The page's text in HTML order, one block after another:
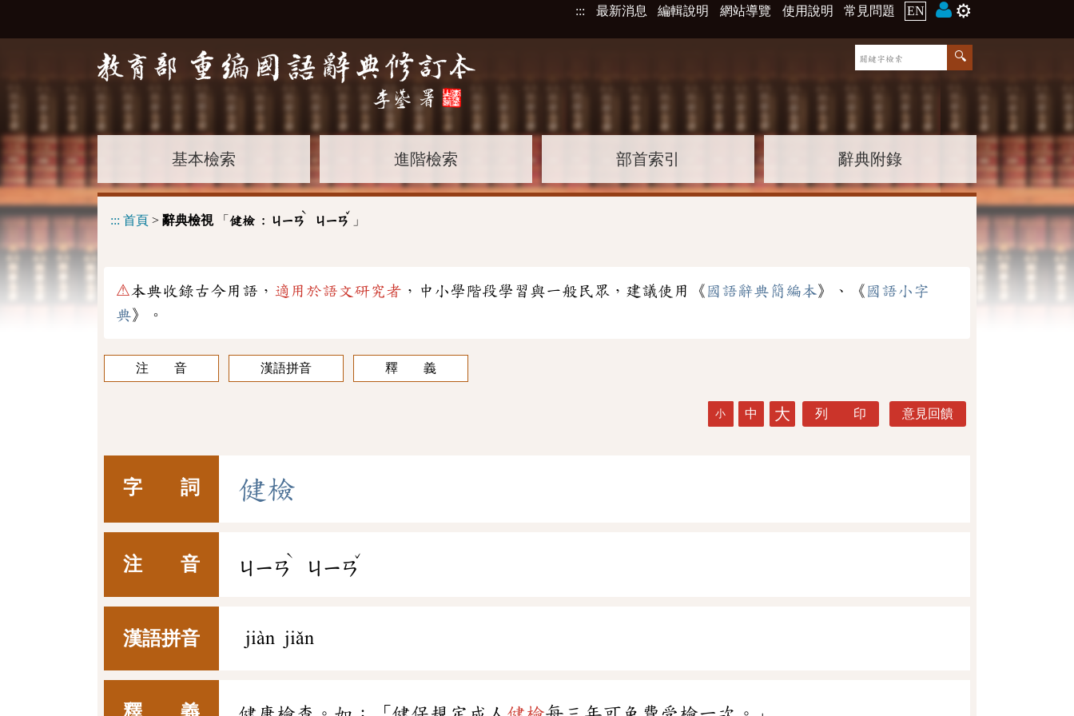
::: 最新消息 編輯說明 網站導覽 使用說明 常見問題 EN ⚙️
基本檢索 進階檢索 部首索引 辭典附錄
::: 首頁 > 辭典檢視「 健檢 : ㄐㄧㄢ
ˋ
ㄐㄧㄢ
ˇ
」
⚠本典收錄古今用語， 適用於語文研究者 ，中小學階段學習與一般民眾，建議使用《 國語辭典簡編本》、《 國語小字
典》。
注 音 漢語拼音 釋 義
小 中 大 列 印 意見回饋
字 詞 健檢
注 音 ㄐㄧㄢ
ˋ
ㄐㄧㄢ
ˇ
漢語拼音 jiàn jiǎn